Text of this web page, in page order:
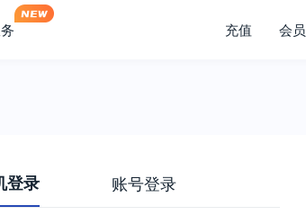
充值 会员
登录 账号登录